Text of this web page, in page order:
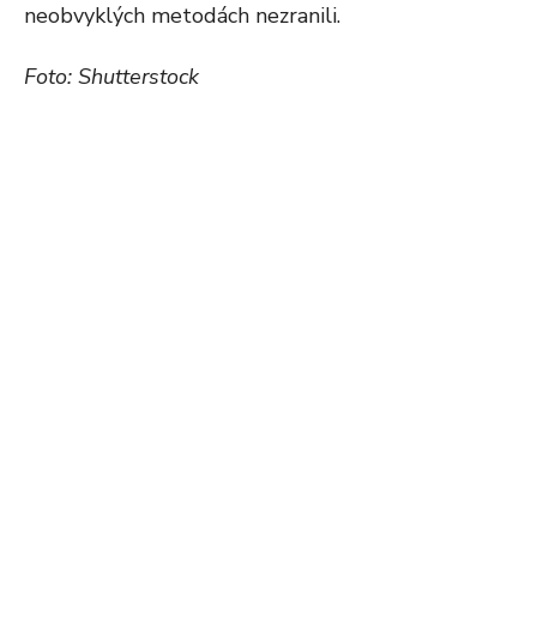
neobvyklých metodách nezranili.
Foto: Shutterstock